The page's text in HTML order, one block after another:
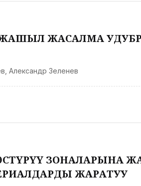
ЖАСАЛМА
Александр Зеленев
ЗОНАЛАРЫНА
ЖАРАТУУ